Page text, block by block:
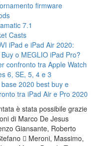
firmware
7.1
Casts
iPad e iPad Air 2020:
Buy o MEGLIO iPad Pro?
confronto tra Apple Watch
6, SE, 5, 4 e 3
2020 best buy e
tra iPad Air e Pro 2020
è stata possibile grazie
di Marco De Jesus
Giansante, Roberto
 Meroni, Massimo,